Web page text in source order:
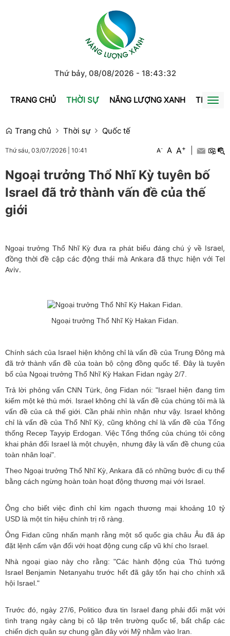
Thứ bảy, 08/08/2026 - 18:43:32
TRANG CHỦ THỜI SỰ NĂNG LƯỢNG XANH TRÁI
Trang chủ
Thời sự Quốc tế
Thứ sáu, 03/07/2026 10:41 A- A A+
Ngoại trưởng Thổ Nhĩ Kỳ tuyên bố
Israel đã trở thành vấn đề của thế
giới
Ngoại trưởng Thổ Nhĩ Kỳ đưa ra phát biểu đáng chú ý về Israel,
đồng thời đề cập các động thái mà Ankara đã thực hiện với Tel
Aviv.
Ngoại trưởng Thổ Nhĩ Kỳ Hakan Fidan.
Chính sách của Israel hiện không chỉ là vấn đề của Trung Đông mà
đã trở thành vấn đề của toàn bộ cộng đồng quốc tế. Đây là tuyên
bố của Ngoại trưởng Thổ Nhĩ Kỳ Hakan Fidan ngày 2/7.
Trả lời phỏng vấn CNN Türk, ông Fidan nói: "Israel hiện đang tìm
kiếm một kẻ thù mới. Israel không chỉ là vấn đề của chúng tôi mà là
vấn đề của cả thế giới. Cần phải nhìn nhận như vậy. Israel không
chỉ là vấn đề của Thổ Nhĩ Kỳ, cũng không chỉ là vấn đề của Tổng
thống Recep Tayyip Erdogan. Việc Tổng thống của chúng tôi công
khai phản đối Israel là một chuyện, nhưng đây là vấn đề chung của
toàn nhân loại".
Theo Ngoại trưởng Thổ Nhĩ Kỳ, Ankara đã có những bước đi cụ thể
bằng cách ngừng hoàn toàn hoạt động thương mại với Israel.
Ông cho biết việc đình chỉ kim ngạch thương mại khoảng 10 tỷ
USD là một tín hiệu chính trị rõ ràng.
Ông Fidan cũng nhấn mạnh rằng một số quốc gia châu Âu đã áp
đặt lệnh cấm vận đối với hoạt động cung cấp vũ khí cho Israel.
Nhà ngoại giao này cho rằng: "Các hành động của Thủ tướng
Israel Benjamin Netanyahu trước hết đã gây tổn hại cho chính xã
hội Israel."
Trước đó, ngày 27/6, Politico đưa tin Israel đang phải đối mặt với
tình trạng ngày càng bị cô lập trên trường quốc tế, bất chấp các
chiến dịch quân sự chung gần đây với Mỹ nhằm vào Iran.